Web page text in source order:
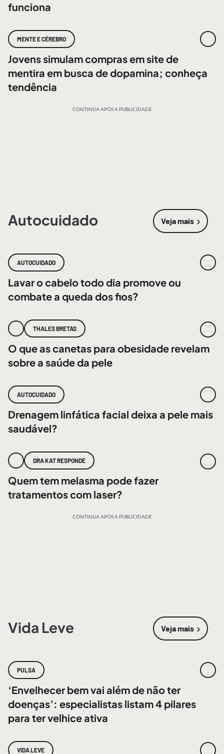
funciona
MENTE E CÉREBRO
Jovens simulam compras em site de
mentira em busca de dopamina; conheça
tendência
CONTINUA APÓS A PUBLICIDADE
Autocuidado Veja mais
sobre
AUTOCUIDADO
Lavar o cabelo todo dia promove ou
combate a queda dos fios?
THALES BRETAS
O que as canetas para obesidade revelam
sobre a saúde da pele
AUTOCUIDADO
Drenagem linfática facial deixa a pele mais
saudável?
DRA KAT RESPONDE
Quem tem melasma pode fazer
tratamentos com laser?
CONTINUA APÓS A PUBLICIDADE
Vida Leve Veja mais
sobre Vida
PULSA
‘Envelhecer bem vai além de não ter
doenças’: especialistas listam 4 pilares
para ter velhice ativa
VIDA LEVE